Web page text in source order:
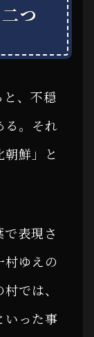
つ
、不穏
る。それ
鮮」と
表現さ
村ゆえの
では、
いった事